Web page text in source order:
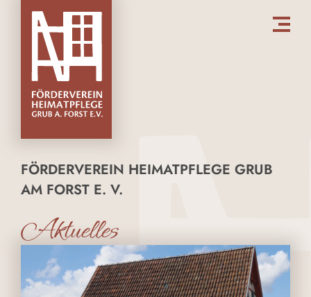
FÖRDERVEREIN HEIMATPFLEGE GRUB
AM FORST E. V.
Aktuelles